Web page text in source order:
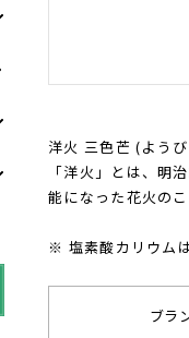
洋火 三色芒 (よう
「洋火」とは、明
能になった花火の
※ 塩素酸カリウム
ブラ